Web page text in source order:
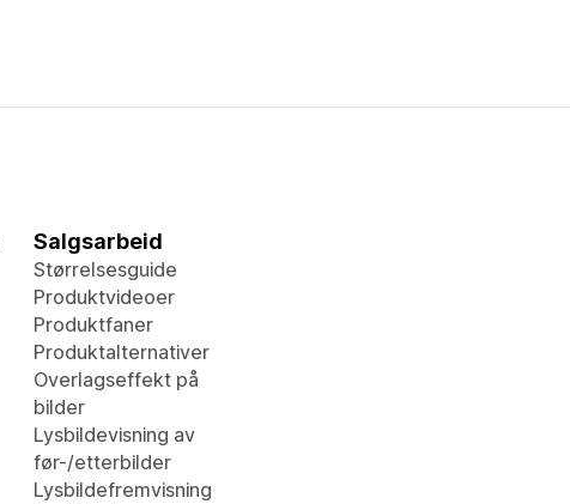
Salgsarbeid
Størrelsesguide
Produktvideoer
Produktfaner
Produktalternativer
Overlagseffekt på
bilder
Lysbildevisning av
før-/etterbilder
Lysbildefremvisning